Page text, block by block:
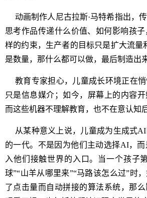
动画制作人尼古拉斯·马特希指出，
思考作品传递什么价值、如何影响孩
样的约束，生产者的目标只是扩大流量
是数量，那什么都可以做，最后制造出
教育专家担心，儿童成长环境正在
只是信息媒介；如今，屏幕上的内容开
而这些机器不理解教育，也不在意认知
从某种意义上说，儿童成为生成式
的一代。不是因为他们主动选择AI，
入他们接触世界的入口。当一个孩子
球”“山羊从哪里来”“马路该怎么过”时
了点击量而自动拼接的算法系统，那